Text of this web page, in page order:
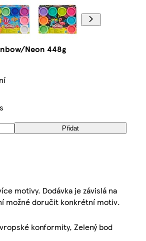
Neon 448g
Přidat
motivy. Dodávka je závislá na
možné doručit konkrétní motiv.
konformity, Zelený bod